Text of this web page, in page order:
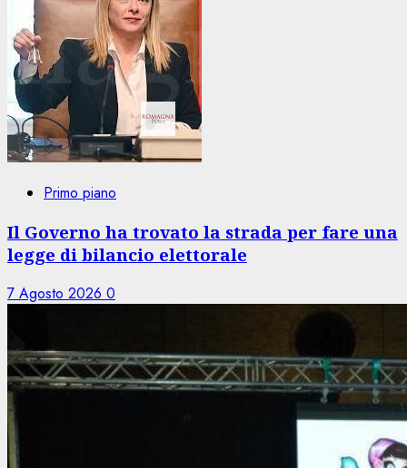
Primo piano
Il Governo ha trovato la strada per fare una
legge di bilancio elettorale
7 Agosto 2026 0